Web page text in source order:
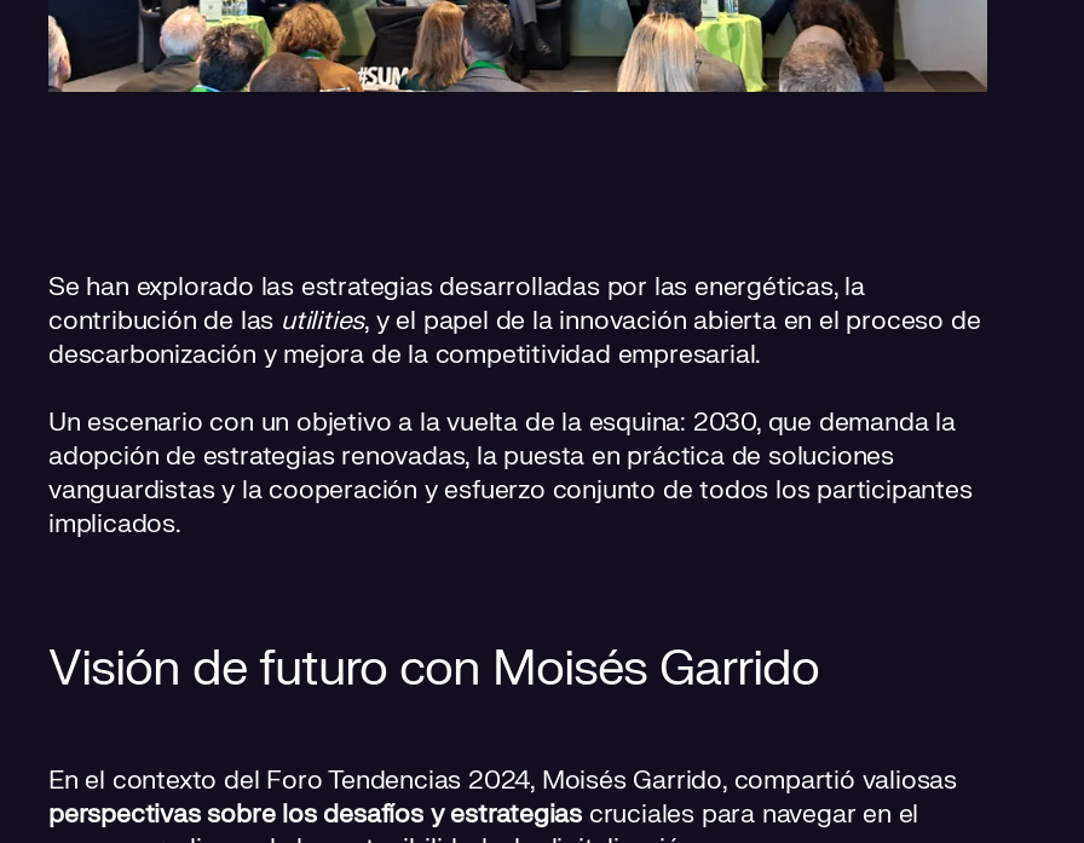
Se han explorado las estrategias desarrolladas por las energéticas, la
contribución de las utilities, y el papel de la innovación abierta en el proceso de
descarbonización y mejora de la competitividad empresarial.
Un escenario con un objetivo a la vuelta de la esquina: 2030, que demanda la
adopción de estrategias renovadas, la puesta en práctica de soluciones
vanguardistas y la cooperación y esfuerzo conjunto de todos los participantes
implicados.
Visión de futuro con Moisés Garrido
En el contexto del Foro Tendencias 2024, Moisés Garrido, compartió valiosas
perspectivas sobre los desafíos y estrategias cruciales para navegar en el